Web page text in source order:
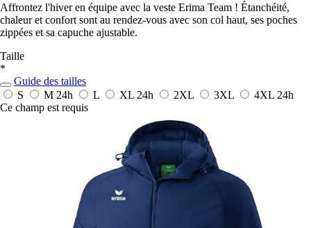
Affrontez l'hiver en équipe avec la veste Erima Team ! Étanchéité,
chaleur et confort sont au rendez-vous avec son col haut, ses poches
zippées et sa capuche ajustable.
Taille
*
Guide des tailles
S
M 24h L XL 24h 2XL 3XL 4XL 24h
Ce champ est requis